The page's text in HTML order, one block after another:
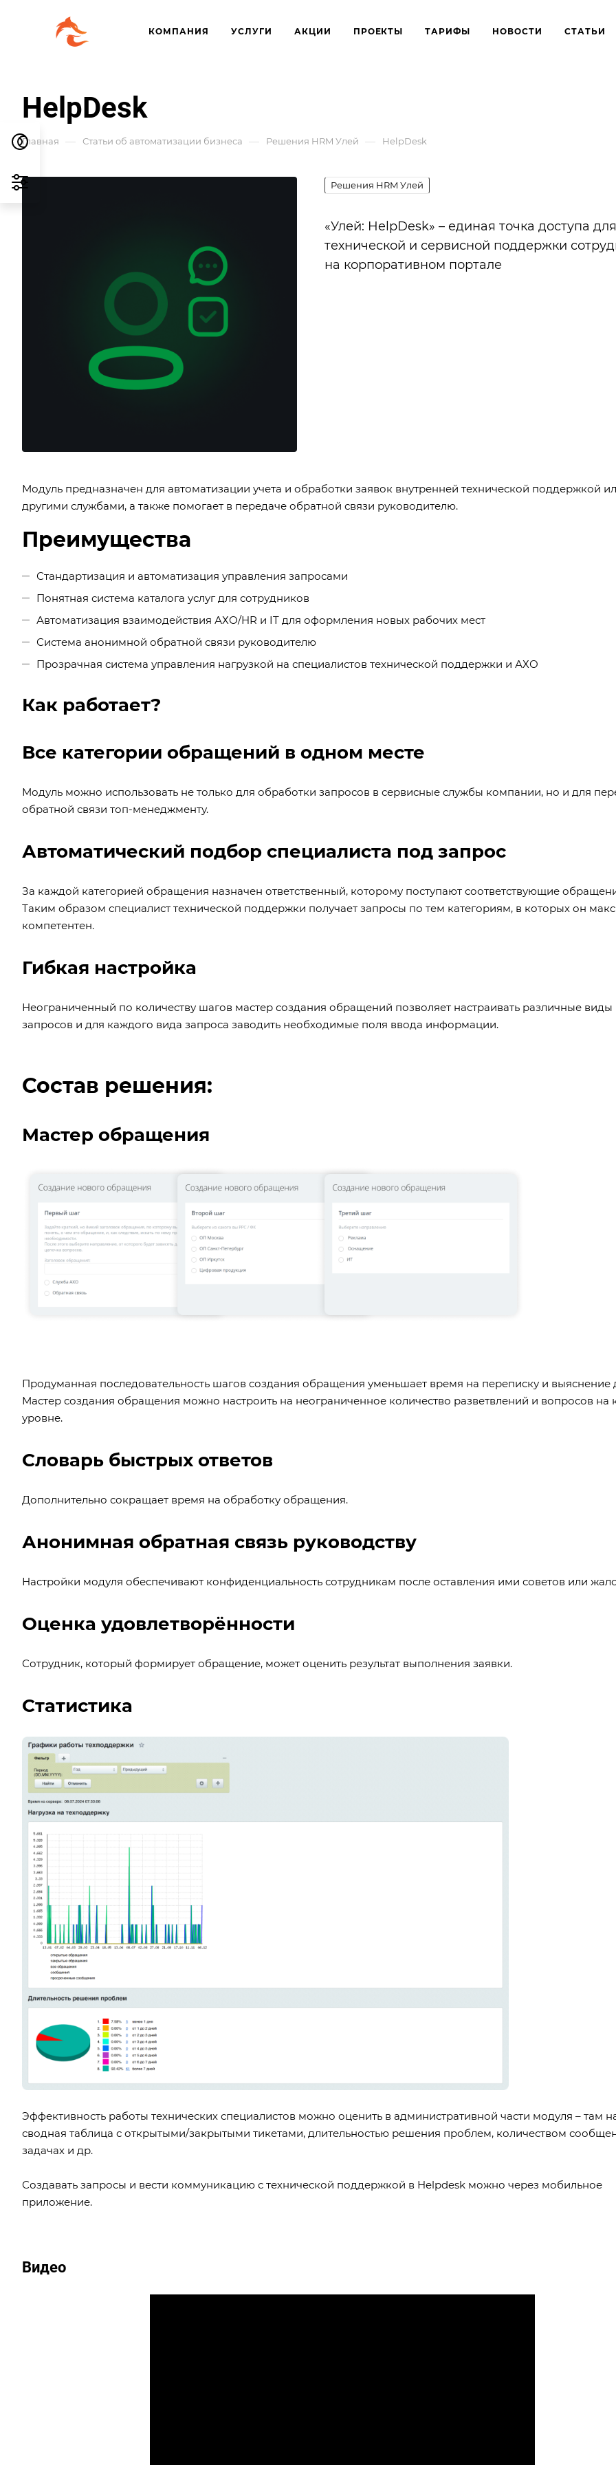
КОМПАНИЯ УСЛУГИ АКЦИИ ПРОЕКТЫ ТАРИФЫ НОВОСТИ СТАТЬИ
HelpDesk
Главная — Статьи об автоматизации бизнеса — Решения HRM Улей — HelpDesk
Решения HRM Улей
«Улей: HelpDesk» – единая точка доступа для
технической и сервисной поддержки
на корпоративном портале
Модуль предназначен для автоматизации учета и обработки заявок внутренней технической поддержкой
другими службами, а также помогает в передаче обратной связи руководителю.
Преимущества
Стандартизация и автоматизация управления запросами
Понятная система каталога услуг для сотрудников
Автоматизация взаимодействия АХО/HR и IT для оформления новых рабочих мест
Система анонимной обратной связи руководителю
Прозрачная система управления нагрузкой на специалистов технической поддержки и АХО
Как работает?
Все категории обращений в одном месте
Модуль можно использовать не только для обработки запросов в сервисные службы компании, но и для
обратной связи топ-менеджменту.
Автоматический подбор специалиста под запрос
За каждой категорией обращения назначен ответственный, которому поступают соответствующие
Таким образом специалист технической поддержки получает запросы по тем категориям, в которых он
компетентен.
Гибкая настройка
Неограниченный по количеству шагов мастер создания обращений позволяет настраивать различные виды
запросов и для каждого вида запроса заводить необходимые поля ввода информации.
Состав решения:
Мастер обращения
Продуманная последовательность шагов создания обращения уменьшает время на переписку и выяснение
Мастер создания обращения можно настроить на неограниченное количество разветвлений и вопросов на
уровне.
Словарь быстрых ответов
Дополнительно сокращает время на обработку обращения.
Анонимная обратная связь руководству
Настройки модуля обеспечивают конфиденциальность сотрудникам после оставления ими советов или
Оценка удовлетворённости
Сотрудник, который формирует обращение, может оценить результат выполнения заявки.
Статистика
Эффективность работы технических специалистов можно оценить в административной части модуля – там
сводная таблица с открытыми/закрытыми тикетами, длительностью решения проблем, количеством
задачах и др.
Создавать запросы и вести коммуникацию с технической поддержкой в Helpdesk можно через мобильное
приложение.
Видео